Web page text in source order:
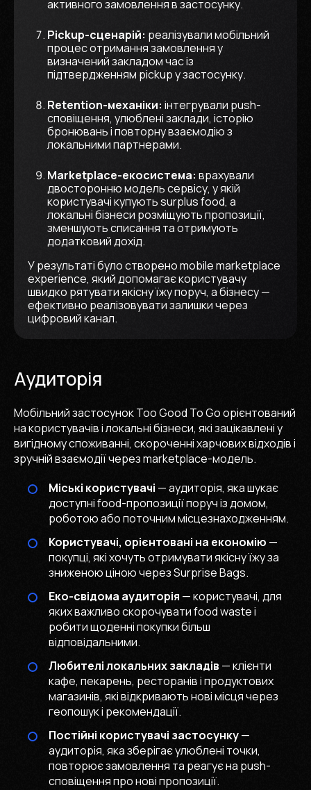
активного замовлення в застосунку.
Pickup-сценарій: реалізували мобільний
процес отримання замовлення у
визначений закладом час із
підтвердженням pickup у застосунку.
Retention-механіки: інтегрували push-
сповіщення, улюблені заклади, історію
бронювань і повторну взаємодію з
локальними партнерами.
Marketplace-екосистема: врахували
двосторонню модель сервісу, у якій
користувачі купують surplus food, а
локальні бізнеси розміщують пропозиції,
зменшують списання та отримують
додатковий дохід.
У результаті було створено mobile marketplace
experience, який допомагає користувачу
швидко рятувати якісну їжу поруч, а бізнесу —
ефективно реалізовувати залишки через
цифровий канал.
Аудиторія
Мобільний застосунок Too Good To Go орієнтований
на користувачів і локальні бізнеси, які зацікавлені у
вигідному споживанні, скороченні харчових відходів і
зручній взаємодії через marketplace-модель.
Міські користувачі — аудиторія, яка шукає
доступні food-пропозиції поруч із домом,
роботою або поточним місцезнаходженням.
Користувачі, орієнтовані на економію —
покупці, які хочуть отримувати якісну їжу за
зниженою ціною через Surprise Bags.
Еко-свідома аудиторія — користувачі, для
яких важливо скорочувати food waste і
робити щоденні покупки більш
відповідальними.
Любителі локальних закладів — клієнти
кафе, пекарень, ресторанів і продуктових
магазинів, які відкривають нові місця через
геопошук і рекомендації.
Постійні користувачі застосунку—
аудиторія, яка зберігає улюблені точки,
повторює замовлення та реагує на push-
сповіщення про нові пропозиції.